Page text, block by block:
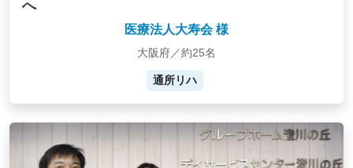
へ
医療法人大寿会 様
大阪府／約25名
通所リハ